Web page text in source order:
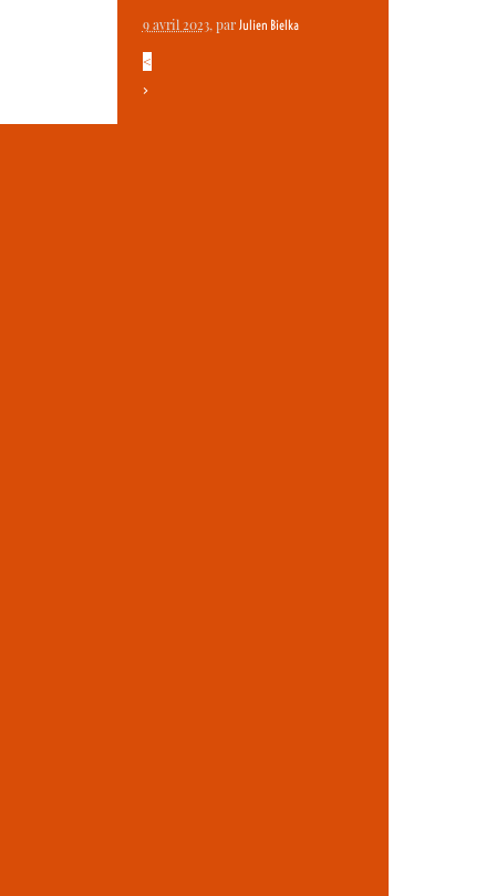
9 avril 2023, par Julien Bielka
<
>